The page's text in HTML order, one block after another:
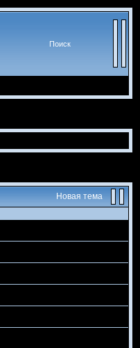
Поиск
Новая тема